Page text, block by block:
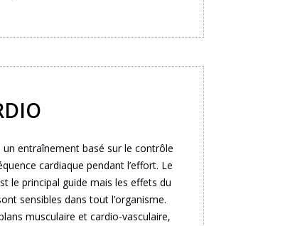
un entraînement basé sur le contrôle
cardiaque pendant l’effort. Le
le principal guide mais les effets du
sensibles dans tout l’organisme.
musculaire et cardio-vasculaire,